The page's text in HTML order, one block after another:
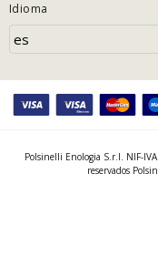
Idioma
Polsinelli Enologia S.r.l. NIF-
reservados